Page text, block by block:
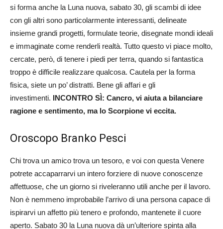
si forma anche la Luna nuova, sabato 30, gli scambi di idee
con gli altri sono particolarmente interessanti, delineate
insieme grandi progetti, formulate teorie, disegnate mondi ideali
e immaginate come renderli realtà. Tutto questo vi piace molto,
cercate, però, di tenere i piedi per terra, quando si fantastica
troppo è difficile realizzare qualcosa. Cautela per la forma
fisica, siete un po’ distratti. Bene gli affari e gli
investimenti. INCONTRO SÌ: Cancro, vi aiuta a bilanciare
ragione e sentimento, ma lo Scorpione vi eccita.
Oroscopo Branko Pesci
Chi trova un amico trova un tesoro, e voi con questa Venere
potrete accaparrarvi un intero forziere di nuove conoscenze
affettuose, che un giorno si riveleranno utili anche per il lavoro.
Non è nemmeno improbabile l’arrivo di una persona capace di
ispirarvi un affetto più tenero e profondo, mantenete il cuore
aperto. Sabato 30 la Luna nuova dà un’ulteriore spinta alla